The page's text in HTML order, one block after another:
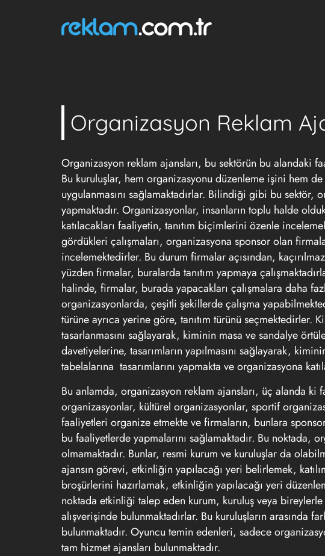
Organizasyon Reklam
Organizasyon reklam ajansları, bu sektörün bu alandaki
Bu kuruluşlar, hem organizasyonu düzenleme işini hem de
uygulanmasını sağlamaktadırlar. Bilindiği gibi bu sektör,
yapmaktadır. Organizasyonlar, insanların toplu halde
katılacakları faaliyetin, tanıtım biçimlerini özenle
gördükleri çalışmaları, organizasyona sponsor olan
incelemektedirler. Bu durum firmalar açısından,
yüzden firmalar, buralarda tanıtım yapmaya
halinde, firmalar, burada yapacakları çalışmalara daha
organizasyonlarda, çeşitli şekillerde çalışma
türüne ayrıca yerine göre, tanıtım türünü seçmektedirler.
tasarlanmasını sağlayarak, kiminin masa ve sandalye
davetiyelerine, tasarımların yapılmasını sağlayarak,
tabelalarına tasarımlarını yapmakta ve organizasyona
Bu anlamda, organizasyon reklam ajansları, üç alanda ki
organizasyonlar, kültürel organizasyonlar, sportif
faaliyetleri organize etmekte ve firmaların, bunlara sponsor
bu faaliyetlerde yapmalarını sağlamaktadır. Bu noktada,
olmamaktadır. Bunlar, resmi kurum ve kuruluşlar da
ajansın görevi, etkinliğin yapılacağı yeri belirlemek,
broşürlerini hazırlamak, etkinliğin yapılacağı yeri
noktada etkinliği talep eden kurum, kuruluş veya
alışverişinde bulunmaktadırlar. Bu kuruluşların arasında
bulunmaktadır. Oyuncu temin edenleri, sadece
tam hizmet ajansları bulunmaktadır.